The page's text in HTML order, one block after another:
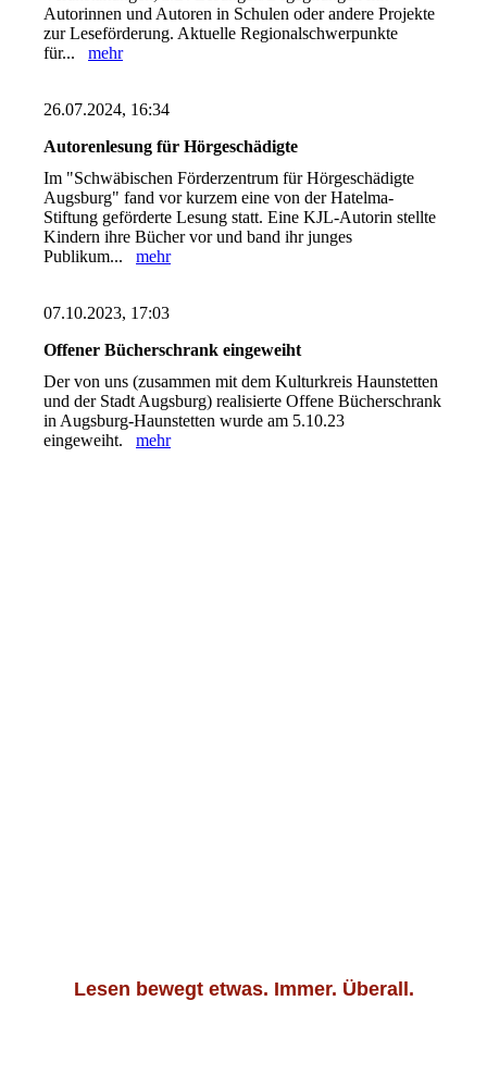
Autorinnen und Autoren in Schulen oder andere Projekte
zur Leseförderung. Aktuelle Regionalschwerpunkte
für... mehr
26.07.2024, 16:34
Autorenlesung für Hörgeschädigte
Im "Schwäbischen Förderzentrum für Hörgeschädigte
Augsburg" fand vor kurzem eine von der Hatelma-
Stiftung geförderte Lesung statt. Eine KJL-Autorin stellte
Kindern ihre Bücher vor und band ihr junges
Publikum... mehr
07.10.2023, 17:03
Offener Bücherschrank eingeweiht
Der von uns (zusammen mit dem Kulturkreis Haunstetten
und der Stadt Augsburg) realisierte Offene Bücherschrank
in Augsburg-Haunstetten wurde am 5.10.23
eingeweiht. mehr
Lesen bewegt etwas. Immer. Überall.